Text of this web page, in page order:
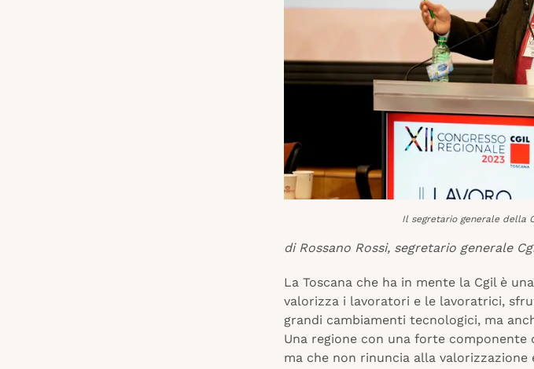
Il segretario generale della
di Rossano Rossi, segretario generale
La Toscana che ha in mente la Cgil è
valorizza i lavoratori e le lavoratrici,
grandi cambiamenti tecnologici, ma
Una regione con una forte
ma che non rinuncia alla